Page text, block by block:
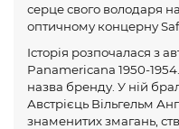
серце свого володаря
оптичному концерну
Історія розпочалася з
Panamericana 1950-
назва бренду. У ній
Австрієць Вільгельм
знаменитих змагань,